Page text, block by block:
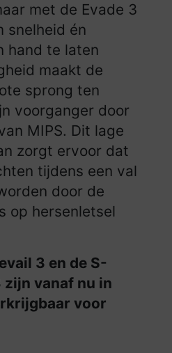
met de Evade 3
snelheid én
hand te laten
maakt de
sprong ten
voorganger door
MIPS. Dit lage
zorgt ervoor dat
tijdens een val
door de
op hersenletsel
3 en de S-
zijn vanaf nu in
voor